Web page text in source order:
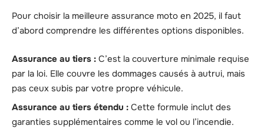
Pour choisir la meilleure assurance moto en 2025, il faut
d’abord comprendre les différentes options disponibles.
Assurance au tiers : C’est la couverture minimale requise
par la loi. Elle couvre les dommages causés à autrui, mais
pas ceux subis par votre propre véhicule.
Assurance au tiers étendu : Cette formule inclut des
garanties supplémentaires comme le vol ou l’incendie.